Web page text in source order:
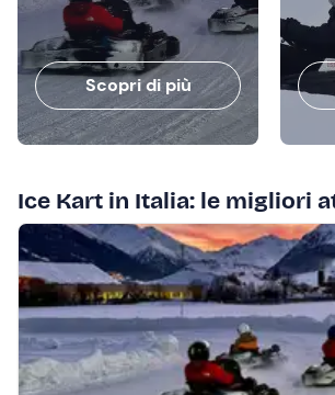
Scopri di più
Ice Kart in Italia: le migliori